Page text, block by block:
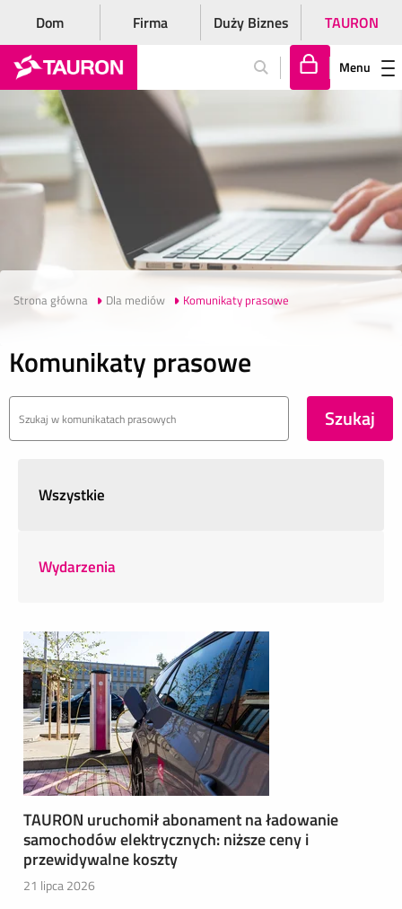
Dom Firma Duży Biznes TAURON
lo
gu
j
si
ę
Menu
Strona główna Dla mediów Komunikaty prasowe
Komunikaty prasowe
Wszystkie
Wydarzenia
TAURON uruchomił abonament na ładowanie
samochodów elektrycznych: niższe ceny i
przewidywalne koszty
21 lipca 2026